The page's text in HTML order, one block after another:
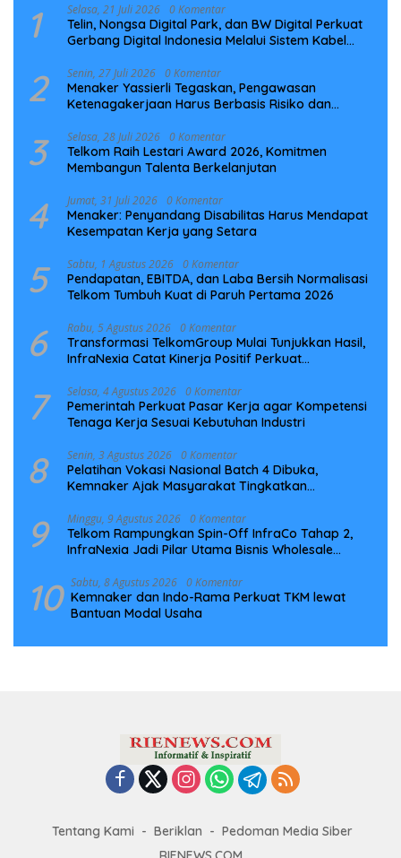
1 Selasa, 21 Juli 2026 0 Komentar
Telin, Nongsa Digital Park, dan BW Digital Perkuat
Gerbang Digital Indonesia Melalui Sistem Kabel
2 Senin, 27 Juli 2026 0 Komentar
Menaker Yassierli Tegaskan, Pengawasan
Ketenagakerjaan Harus Berbasis Risiko dan
3 Selasa, 28 Juli 2026 0 Komentar
Telkom Raih Lestari Award 2026, Komitmen
Membangun Talenta Berkelanjutan
4 Jumat, 31 Juli 2026 0 Komentar
Menaker: Penyandang Disabilitas Harus Mendapat
Kesempatan Kerja yang Setara
5 Sabtu, 1 Agustus 2026 0 Komentar
Pendapatan, EBITDA, dan Laba Bersih Normalisasi
Telkom Tumbuh Kuat di Paruh Pertama 2026
6 Rabu, 5 Agustus 2026 0 Komentar
Transformasi TelkomGroup Mulai Tunjukkan Hasil,
InfraNexia Catat Kinerja Positif Perkuat
7 Selasa, 4 Agustus 2026 0 Komentar
Pemerintah Perkuat Pasar Kerja agar Kompetensi
Tenaga Kerja Sesuai Kebutuhan Industri
8 Senin, 3 Agustus 2026 0 Komentar
Pelatihan Vokasi Nasional Batch 4 Dibuka,
Kemnaker Ajak Masyarakat Tingkatkan
9 Minggu, 9 Agustus 2026 0 Komentar
Telkom Rampungkan Spin-Off InfraCo Tahap 2,
InfraNexia Jadi Pilar Utama Bisnis Wholesale
10 Sabtu, 8 Agustus 2026 0 Komentar
Kemnaker dan Indo-Rama Perkuat TKM lewat
Bantuan Modal Usaha
Tentang Kami Beriklan
Pedoman Media Siber